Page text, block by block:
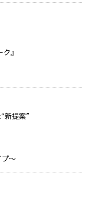
』
新提案”
～